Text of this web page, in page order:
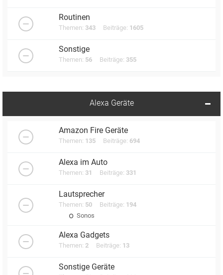
Routinen
Themen: 343 Beiträge: 1605
Sonstige
Themen: 56 Beiträge: 355
Alexa Geräte
Amazon Fire Geräte
Themen: 135 Beiträge: 694
Alexa im Auto
Themen: 31 Beiträge: 331
Lautsprecher
Themen: 50 Beiträge: 194
Sonos
Alexa Gadgets
Themen: 2 Beiträge: 13
Sonstige Geräte